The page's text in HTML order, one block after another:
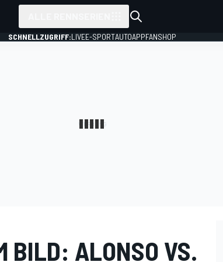
SCHNELLZUGRIFF:LIVEE-SPORTAUTOAPPFANSHOP
BILD: ALONSO VS.